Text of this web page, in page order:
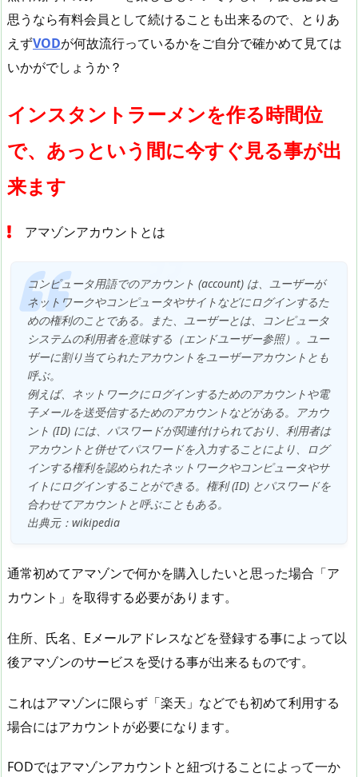
思うなら有料会員として続けることも出来るので、とりあ
えずVODが何故流行っているかをご自分で確かめて見ては
いかがでしょうか？
インスタントラーメンを作る時間位
で、あっという間に今すぐ見る事が出
来ます
アマゾンアカウントとは
コンピュータ用語でのアカウント (account) は、ユーザーが
ネットワークやコンピュータやサイトなどにログインするた
めの権利のことである。また、ユーザーとは、コンピュータ
システムの利用者を意味する（エンドユーザー参照）。ユー
ザーに割り当てられたアカウントをユーザーアカウントとも
呼ぶ。
例えば、ネットワークにログインするためのアカウントや電
子メールを送受信するためのアカウントなどがある。アカウ
ント (ID) には、パスワードが関連付けられており、利用者は
アカウントと併せてパスワードを入力することにより、ログ
インする権利を認められたネットワークやコンピュータやサ
イトにログインすることができる。権利 (ID) とパスワードを
合わせてアカウントと呼ぶこともある。
出典元：wikipedia
通常初めてアマゾンで何かを購入したいと思った場合「ア
カウント」を取得する必要があります。
住所、氏名、Eメールアドレスなどを登録する事によって以
後アマゾンのサービスを受ける事が出来るものです。
これはアマゾンに限らず「楽天」などでも初めて利用する
場合にはアカウントが必要になります。
FODではアマゾンアカウントと紐づけることによって一か